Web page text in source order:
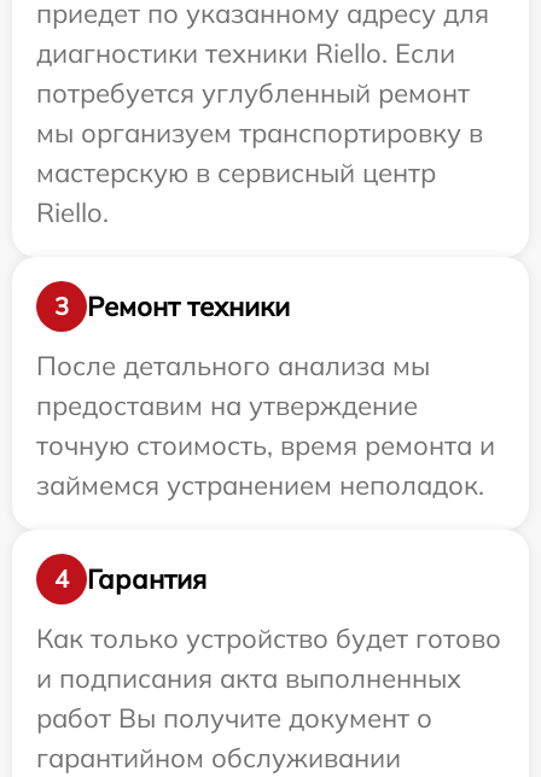
приедет по указанному адресу для
диагностики техники Riello. Если
потребуется углубленный ремонт
мы организуем транспортировку в
мастерскую в сервисный центр
Riello.
3
Ремонт техники
После детального анализа мы
предоставим на утверждение
точную стоимость, время ремонта и
займемся устранением неполадок.
4
Гарантия
Как только устройство будет готово
и подписания акта выполненных
работ Вы получите документ о
гарантийном обслуживании